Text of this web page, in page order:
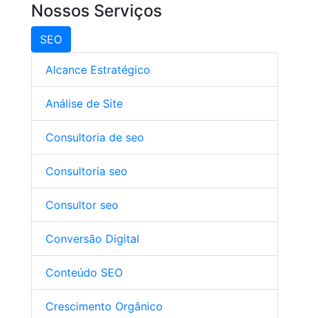
Nossos Serviços
SEO
Alcance Estratégico
Análise de Site
Consultoria de seo
Consultoria seo
Consultor seo
Conversão Digital
Conteúdo SEO
Crescimento Orgânico